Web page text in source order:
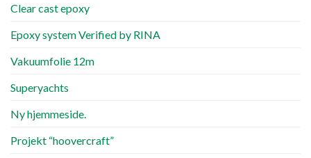
Clear cast epoxy
Epoxy system Verified by RINA
Vakuumfolie 12m
Superyachts
Ny hjemmeside.
Projekt “hoovercraft”